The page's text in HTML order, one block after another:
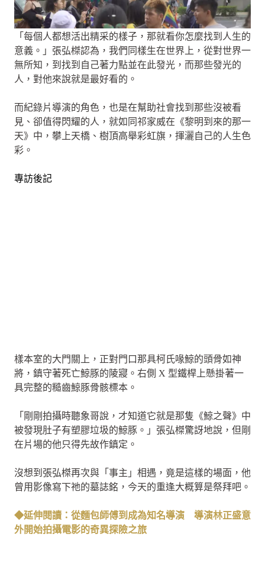
「每個人都想活出精采的樣子，那就看你怎麼找到人生的
意義。」張弘榤認為，我們同樣生在世界上，從對世界一
無所知，到找到自己著力點並在此發光，而那些發光的
人，對他來說就是最好看的。
而紀錄片導演的角色，也是在幫助社會找到那些沒被看
見、卻值得閃耀的人，就如同祁家威在《黎明到來的那一
天》中，攀上天橋、樹頂高舉彩虹旗，揮灑自己的人生色
彩。
專訪後記
樣本室的大門關上，正對門口那具柯氏喙鯨的頭骨如神
將，鎮守著死亡鯨豚的陵寢。右側 X 型鐵桿上懸掛著一
具完整的糙齒鯨豚骨骸標本。
「剛剛拍攝時聽象哥說，才知道它就是那隻《鯨之聲》中
被發現肚子有塑膠垃圾的鯨豚。」張弘榤驚訝地說，但剛
在片場的他只得先故作鎮定。
沒想到張弘榤再次與「事主」相遇，竟是這樣的場面，他
曾用影像寫下祂的墓誌銘，今天的重逢大概算是祭拜吧。
◆延伸閱讀：從麵包師傅到成為知名導演 導演林正盛意
外開始拍攝電影的奇異探險之旅